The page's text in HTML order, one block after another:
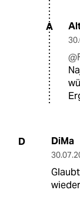
A
D DiMa